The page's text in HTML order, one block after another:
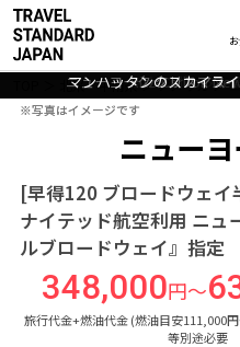
北米・中南米 アメリカ
ニュー
[早得120 ブロードウェ
ナイテッド航空利用 ニュ
ルブロードウェイ』指定
348,000円～
旅行代金+燃油代金 (燃油目安111,000
等別途必要
メトロポリタン
ニューヨーク 5番街街並み（
Ritz-Carlton
ニューヨーク クリスマス
マンハッタンのスカイラ
マンハッタンのブロー
※写真はイメージです
※写真はイメージです